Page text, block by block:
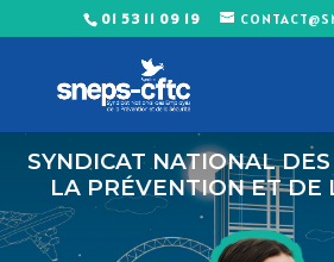
01 53 11 09 19
SYNDICAT NATIONAL
LA PRÉVENTION ET DE